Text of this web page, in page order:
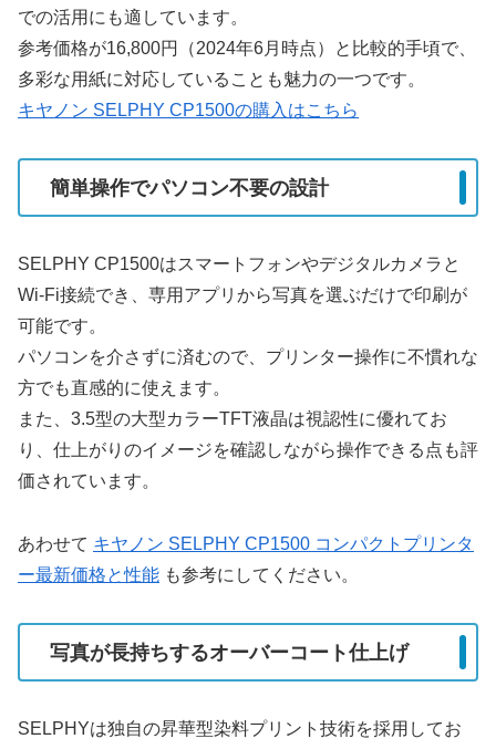
での活用にも適しています。
参考価格が16,800円（2024年6月時点）と比較的手頃で、
多彩な用紙に対応していることも魅力の一つです。
キヤノン SELPHY CP1500の購入はこちら
簡単操作でパソコン不要の設計
SELPHY CP1500はスマートフォンやデジタルカメラと
Wi-Fi接続でき、専用アプリから写真を選ぶだけで印刷が
可能です。
パソコンを介さずに済むので、プリンター操作に不慣れな
方でも直感的に使えます。
また、3.5型の大型カラーTFT液晶は視認性に優れてお
り、仕上がりのイメージを確認しながら操作できる点も評
価されています。
あわせて キヤノン SELPHY CP1500 コンパクトプリンタ
ー最新価格と性能 も参考にしてください。
写真が長持ちするオーバーコート仕上げ
SELPHYは独自の昇華型染料プリント技術を採用してお